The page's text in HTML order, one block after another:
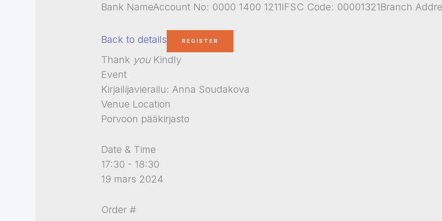
Bank NameAccount No: 0000 1400 1211IFSC Code: 00001321Branch
Back to details
Thank youKindly
Event
Kirjailijavierailu: Anna Soudakova
Venue Location
Porvoon pääkirjasto
Date & Time
17:30 - 18:30
19 mars 2024
Order #